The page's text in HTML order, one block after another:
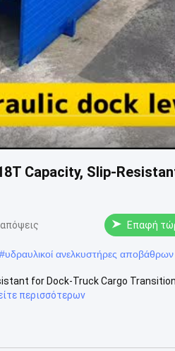
Capacity, Slip-
Επαφή
#υδραυλικοί ανελκυστήρες αποβάθρων
for Dock-Truck Cargo
περισσότερων